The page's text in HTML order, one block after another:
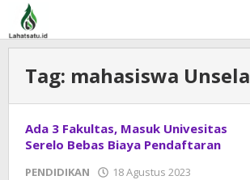
Lewati
konten
Tag: mahasiswa Unsela
Ada 3 Fakultas, Masuk Univesitas
Serelo Bebas Biaya Pendaftaran
PENDIDIKAN 18 Agustus 2023